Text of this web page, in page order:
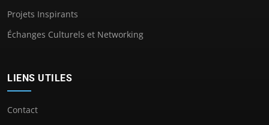
Projets Inspirants
Échanges Culturels et Networking
LIENS UTILES
Contact